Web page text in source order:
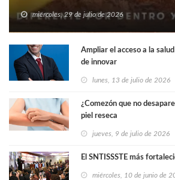
miércoles, 29 de julio de 2026
Ampliar el acceso a la
de innovar
lunes, 13 de julio de 2026
¿Comezón que no
piel reseca
jueves, 9 de julio de 2026
El SNTISSSTE más
miércoles, 10 de junio de